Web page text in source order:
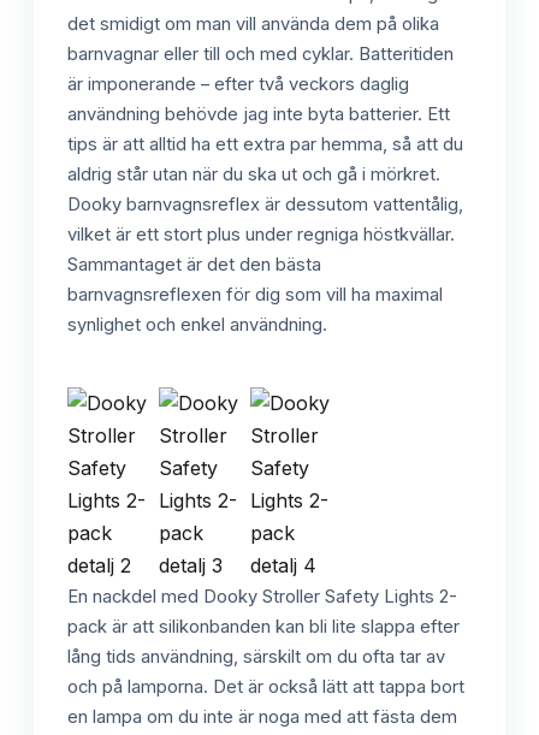
det smidigt om man vill använda dem på olika
barnvagnar eller till och med cyklar. Batteritiden
är imponerande – efter två veckors daglig
användning behövde jag inte byta batterier. Ett
tips är att alltid ha ett extra par hemma, så att du
aldrig står utan när du ska ut och gå i mörkret.
Dooky barnvagnsreflex är dessutom vattentålig,
vilket är ett stort plus under regniga höstkvällar.
Sammantaget är det den bästa
barnvagnsreflexen för dig som vill ha maximal
synlighet och enkel användning.
En nackdel med Dooky Stroller Safety Lights 2-
pack är att silikonbanden kan bli lite slappa efter
lång tids användning, särskilt om du ofta tar av
och på lamporna. Det är också lätt att tappa bort
en lampa om du inte är noga med att fästa dem